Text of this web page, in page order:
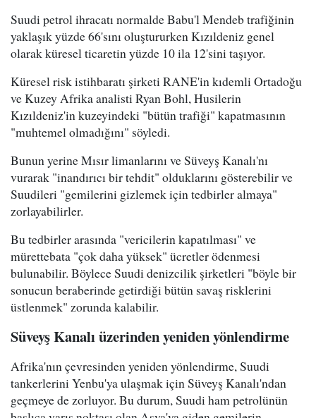
Suudi petrol ihracatı normalde Babu'l Mendeb trafiğinin
yaklaşık yüzde 66'sını oluştururken Kızıldeniz genel
olarak küresel ticaretin yüzde 10 ila 12'sini taşıyor.
Küresel risk istihbaratı şirketi RANE'in kıdemli Ortadoğu
ve Kuzey Afrika analisti Ryan Bohl, Husilerin
Kızıldeniz'in kuzeyindeki "bütün trafiği" kapatmasının
"muhtemel olmadığını" söyledi.
Bunun yerine Mısır limanlarını ve Süveyş Kanalı'nı
vurarak "inandırıcı bir tehdit" olduklarını gösterebilir ve
Suudileri "gemilerini gizlemek için tedbirler almaya"
zorlayabilirler.
Bu tedbirler arasında "vericilerin kapatılması" ve
mürettebata "çok daha yüksek" ücretler ödenmesi
bulunabilir. Böylece Suudi denizcilik şirketleri "böyle bir
sonucun beraberinde getirdiği bütün savaş risklerini
üstlenmek" zorunda kalabilir.
Süveyş Kanalı üzerinden yeniden yönlendirme
Afrika'nın çevresinden yeniden yönlendirme, Suudi
tankerlerini Yenbu'ya ulaşmak için Süveyş Kanalı'ndan
geçmeye de zorluyor. Bu durum, Suudi ham petrolünün